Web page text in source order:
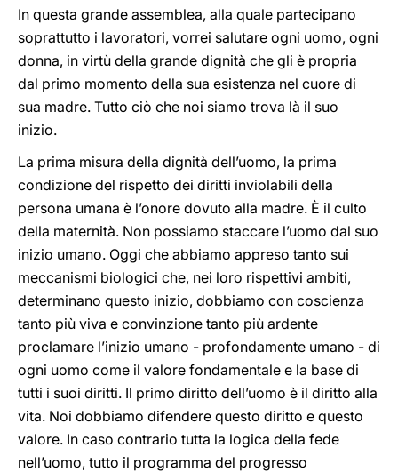
In questa grande assemblea, alla quale partecipano
soprattutto i lavoratori, vorrei salutare ogni uomo, ogni
donna, in virtù della grande dignità che gli è propria
dal primo momento della sua esistenza nel cuore di
sua madre. Tutto ciò che noi siamo trova là il suo
inizio.
La prima misura della dignità dell’uomo, la prima
condizione del rispetto dei diritti inviolabili della
persona umana è l’onore dovuto alla madre. È il culto
della maternità. Non possiamo staccare l’uomo dal suo
inizio umano. Oggi che abbiamo appreso tanto sui
meccanismi biologici che, nei loro rispettivi ambiti,
determinano questo inizio, dobbiamo con coscienza
tanto più viva e convinzione tanto più ardente
proclamare l’inizio umano - profondamente umano - di
ogni uomo come il valore fondamentale e la base di
tutti i suoi diritti. Il primo diritto dell’uomo è il diritto alla
vita. Noi dobbiamo difendere questo diritto e questo
valore. In caso contrario tutta la logica della fede
nell’uomo, tutto il programma del progresso